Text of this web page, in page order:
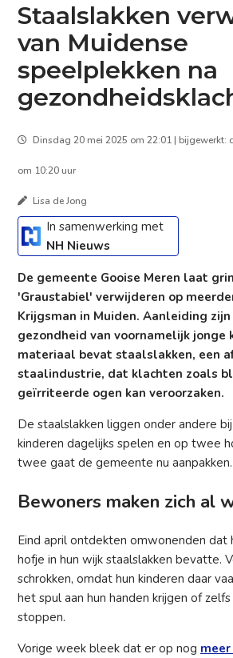
Staalslakken
van Muidense
speelplekken na
Dinsdag 20 mei 2025 om 22:01 | bijgewerkt:
om 10:20 uur
Lisa de Jong
In samenwerking met
NH Nieuws
De gemeente Gooise Meren laat
'Graustabiel' verwijderen op
Krijgsman in Muiden. Aanleiding
gezondheid van voornamelijk jonge
materiaal bevat staalslakken, een
staalindustrie, dat klachten zoals
geïrriteerde ogen kan veroorzaken.
De staalslakken liggen onder andere
kinderen dagelijks spelen en op twee
twee gaat de gemeente nu aanpakken.
Bewoners maken zich al
Eind april ontdekten omwonenden dat
hofje in hun wijk staalslakken bevatte.
schrokken, omdat hun kinderen daar
het spul aan hun handen krijgen of
stoppen.
Vorige week bleek dat er op nog